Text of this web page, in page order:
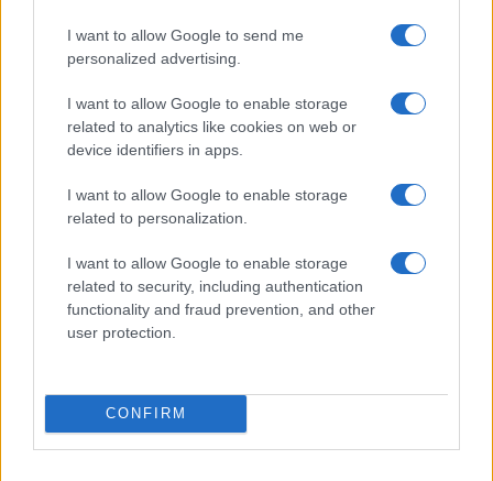
I want to allow Google to send me
personalized advertising.
I want to allow Google to enable storage
related to analytics like cookies on web or
device identifiers in apps.
I want to allow Google to enable storage
related to personalization.
I want to allow Google to enable storage
related to security, including authentication
functionality and fraud prevention, and other
user protection.
CONFIRM
Νέο αεροδρόμιο Ηρακλείου: Τον
Νοέμβριο του 2028 η έναρξη
λειτουργίας
To νέο ελικόπτερο NH90 Standard 2:
Ψηφιακή εξέλιξη για τις ειδικές δυνάμεις
12:58